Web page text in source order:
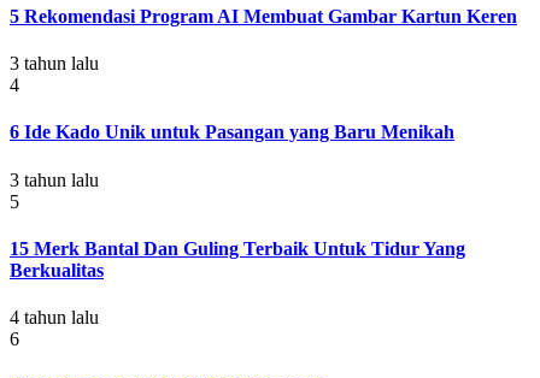
5 Rekomendasi Program AI Membuat Gambar Kartun Keren
3 tahun lalu
4
6 Ide Kado Unik untuk Pasangan yang Baru Menikah
3 tahun lalu
5
15 Merk Bantal Dan Guling Terbaik Untuk Tidur Yang
Berkualitas
4 tahun lalu
6